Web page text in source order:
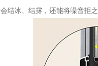
结冰、结露，还能将噪音拒